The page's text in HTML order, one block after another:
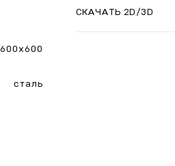
600х600
сталь
СКАЧАТЬ 2D/3D